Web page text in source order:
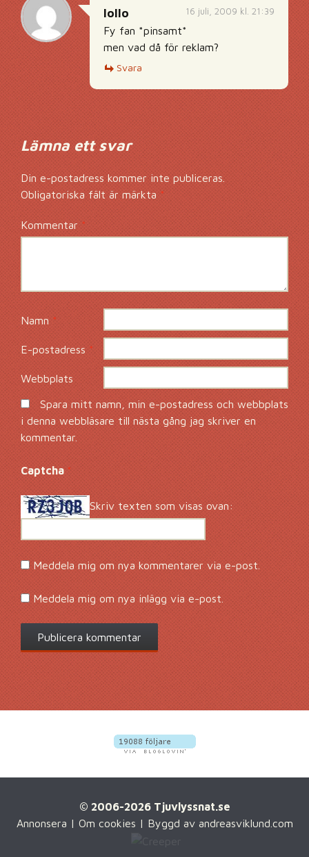
16 juli, 2009 kl. 21:39
lollo
Fy fan *pinsamt*
men vad då för reklam?
Svara
Lämna ett svar
Din e-postadress kommer inte publiceras.
Obligatoriska fält är märkta *
Kommentar*
Namn *
E-postadress *
Webbplats
Spara mitt namn, min e-postadress och webbplats
i denna webbläsare till nästa gång jag skriver en
kommentar.
Captcha*
Skriv texten som visas ovan:
Meddela mig om nya kommentarer via e-post.
Meddela mig om nya inlägg via e-post.
© 2006-2026 Tjuvlyssnat.se
Annonsera | Om cookies | Byggd av andreasviklund.com